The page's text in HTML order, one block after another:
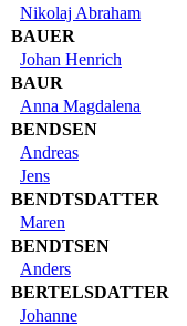
Nikolaj Abraham
BAUER
Johan Henrich
BAUR
Anna Magdalena
BENDSEN
Andreas
Jens
BENDTSDATTER
Maren
BENDTSEN
Anders
BERTELSDATTER
Johanne